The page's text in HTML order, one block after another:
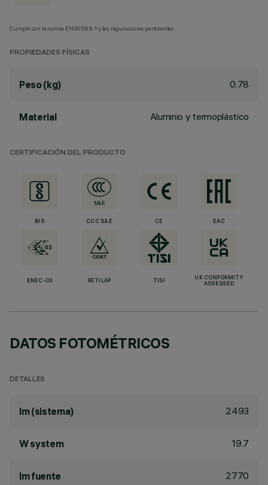
Cumple con la norma EN60598-1 y las regulaciones pertinentes.
PROPIEDADES FÍSICAS
Peso (kg) 0.78
Material Aluminio y termoplástico
CERTIFICACIÓN DEL PRODUCTO
BIS CCC S&E CE EAC
ENEC-03 RETILAP TISI
UK CONFORMITY
ASSESSED
DATOS FOTOMÉTRICOS
DETALLES
lm (sistema) 2493
W system 19.7
lm fuente 2770